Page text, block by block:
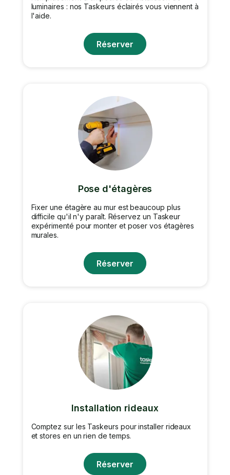
luminaires : nos Taskeurs éclairés vous viennent à
l'aide.
Réserver
Pose d'étagères
Fixer une étagère au mur est beaucoup plus
difficile qu'il n'y paraît. Réservez un Taskeur
expérimenté pour monter et poser vos étagères
murales.
Réserver
Installation rideaux
Comptez sur les Taskeurs pour installer rideaux
et stores en un rien de temps.
Réserver